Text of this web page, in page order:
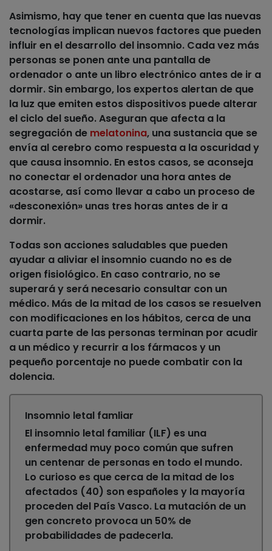
Asimismo, hay que tener en cuenta que las nuevas
tecnologías implican nuevos factores que pueden
influir en el desarrollo del insomnio. Cada vez más
personas se ponen ante una pantalla de
ordenador o ante un libro electrónico antes de ir a
dormir. Sin embargo, los expertos alertan de que
la luz que emiten estos dispositivos puede alterar
el ciclo del sueño. Aseguran que afecta a la
segregación de melatonina, una sustancia que se
envía al cerebro como respuesta a la oscuridad y
que causa insomnio. En estos casos, se aconseja
no conectar el ordenador una hora antes de
acostarse, así como llevar a cabo un proceso de
«desconexión» unas tres horas antes de ir a
dormir.
Todas son acciones saludables que pueden
ayudar a aliviar el insomnio cuando no es de
origen fisiológico. En caso contrario, no se
superará y será necesario consultar con un
médico. Más de la mitad de los casos se resuelven
con modificaciones en los hábitos, cerca de una
cuarta parte de las personas terminan por acudir
a un médico y recurrir a los fármacos y un
pequeño porcentaje no puede combatir con la
dolencia.
Insomnio letal famliar
El insomnio letal familiar (ILF) es una
enfermedad muy poco común que sufren
un centenar de personas en todo el mundo.
Lo curioso es que cerca de la mitad de los
afectados (40) son españoles y la mayoría
proceden del País Vasco. La mutación de un
gen concreto provoca un 50% de
probabilidades de padecerla.